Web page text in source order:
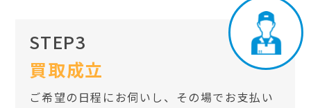
STEP3
買取成立
ご希望の日程にお伺いし、その場でお支払い